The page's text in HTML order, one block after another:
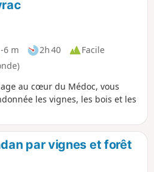
-6 m 2h 40
Facile
au cœur du Médoc, vous
les vignes, les bois et les
par vignes et forêt